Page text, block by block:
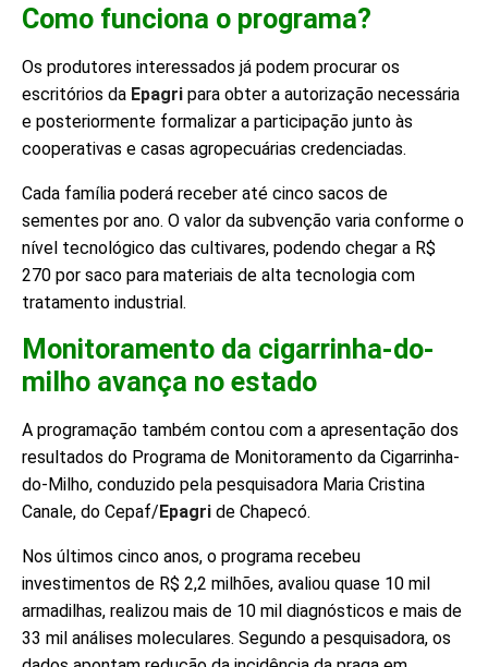
Como funciona o programa?
Os produtores interessados já podem procurar os
escritórios da Epagri para obter a autorização necessária
e posteriormente formalizar a participação junto às
cooperativas e casas agropecuárias credenciadas.
Cada família poderá receber até cinco sacos de
sementes por ano. O valor da subvenção varia conforme o
nível tecnológico das cultivares, podendo chegar a R$
270 por saco para materiais de alta tecnologia com
tratamento industrial.
Monitoramento da cigarrinha-do-
milho avança no estado
A programação também contou com a apresentação dos
resultados do Programa de Monitoramento da Cigarrinha-
do-Milho, conduzido pela pesquisadora Maria Cristina
Canale, do Cepaf/Epagri de Chapecó.
Nos últimos cinco anos, o programa recebeu
investimentos de R$ 2,2 milhões, avaliou quase 10 mil
armadilhas, realizou mais de 10 mil diagnósticos e mais de
33 mil análises moleculares. Segundo a pesquisadora, os